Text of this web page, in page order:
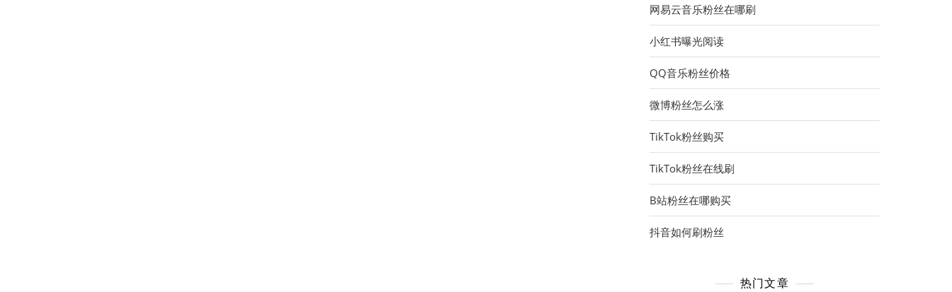
网易云音乐粉丝在哪刷
小红书曝光阅读
QQ音乐粉丝价格
微博粉丝怎么涨
TikTok粉丝购买
TikTok粉丝在线刷
B站粉丝在哪购买
抖音如何刷粉丝
热门文章